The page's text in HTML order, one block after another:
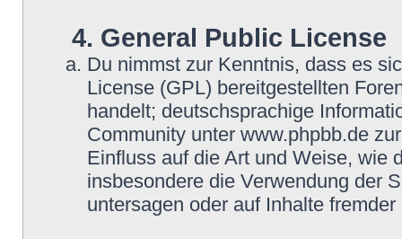
4. General Public License
Du nimmst zur Kenntnis, dass es
License (GPL) bereitgestellten
handelt; deutschsprachige
Community unter www.phpbb.de
Einfluss auf die Art und Weise, wie
insbesondere die Verwendung der
untersagen oder auf Inhalte